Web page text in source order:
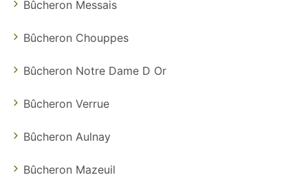
Bûcheron Messais
Bûcheron Chouppes
Bûcheron Notre Dame D Or
Bûcheron Verrue
Bûcheron Aulnay
Bûcheron Mazeuil